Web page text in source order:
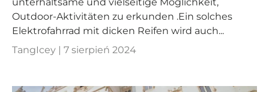
Outdoor-Aktivitäten zu erkunden .Ein solches
Elektrofahrrad mit dicken Reifen wird auch...
TangIcey | 7 sierpień 2024